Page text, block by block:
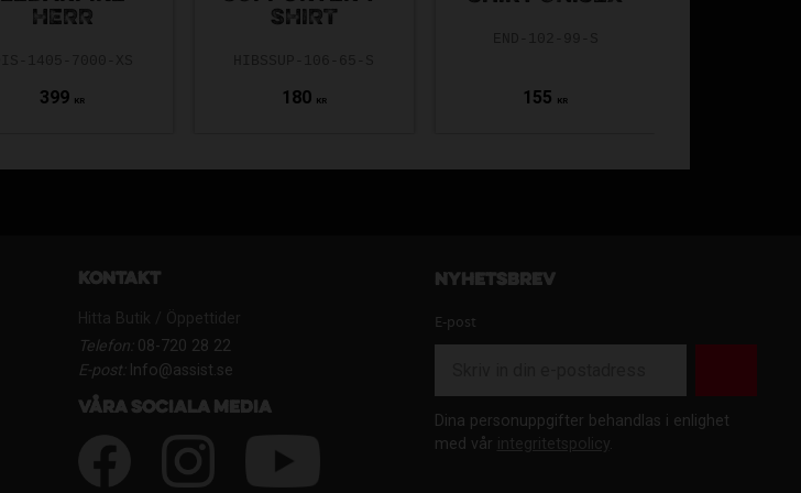
HERR
399 KR
SHIRT
180 KR 155 KR
Kontakt
Hitta Butik / Öppettider
Telefon:08-720 28 22
E-post:Info@assist.se
Våra sociala media
Nyhetsbrev
E-post
Dina personuppgifter behandlas i enlighet
med vår integritetspolicy